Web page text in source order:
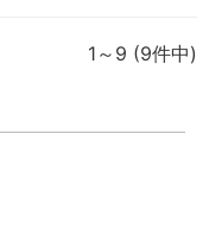
1～9 (9件中)